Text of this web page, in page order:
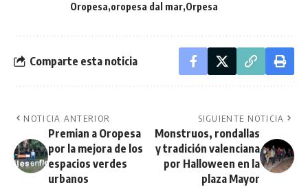
Oropesa oropesa dal mar Orpesa
Comparte esta noticia
NOTICIA ANTERIOR
Premian a Oropesa
por la mejora de los
espacios verdes
urbanos
SIGUIENTE NOTICIA
Monstruos, rondallas
y tradición valenciana
por Halloween en la
plaza Mayor